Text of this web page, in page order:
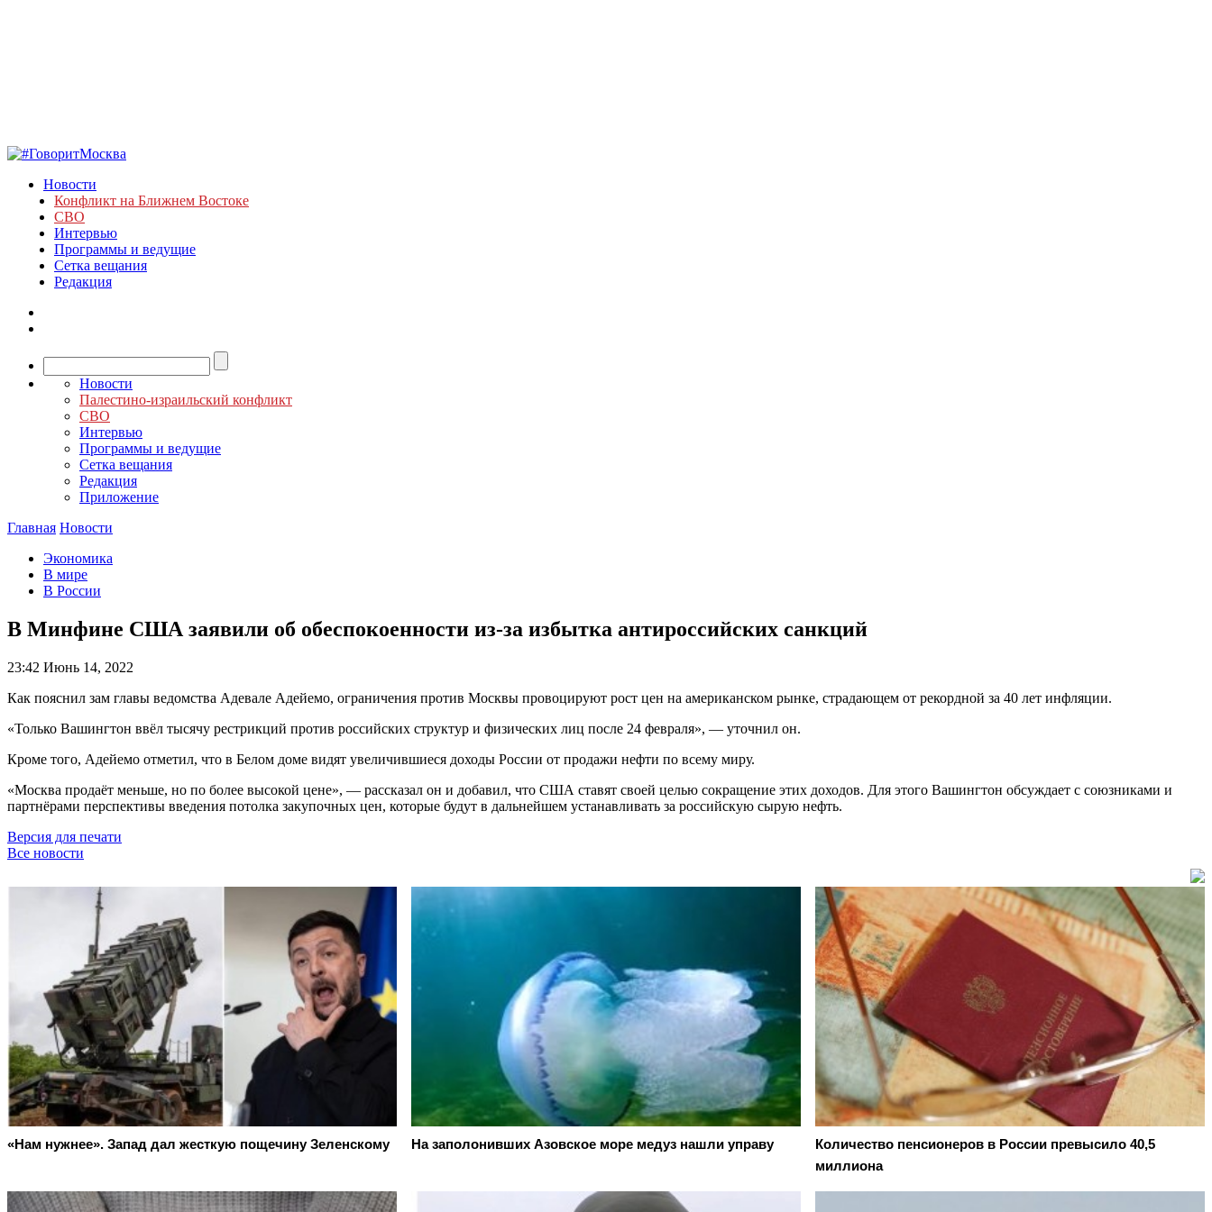
Новости
Конфликт на Ближнем Востоке
СВО
Интервью
Программы и ведущие
Сетка вещания
Редакция
Новости
Палестино-израильский конфликт
СВО
Интервью
Программы и ведущие
Сетка вещания
Редакция
Приложение
Главная Новости
Экономика
В мире
В России
В Минфине США заявили об обеспокоенности из-за избытка антироссийских санкций
23:42 Июнь 14, 2022
Как пояснил зам главы ведомства Адевале Адейемо, ограничения против Москвы провоцируют рост цен на американском рынке, страдающем от рекордной за 40 лет инфляции.
«Только Вашингтон ввёл тысячу рестрикций против российских структур и физических лиц после 24 февраля», — уточнил он.
Кроме того, Адейемо отметил, что в Белом доме видят увеличившиеся доходы России от продажи нефти по всему миру.
«Москва продаёт меньше, но по более высокой цене», — рассказал он и добавил, что США ставят своей целью сокращение этих доходов. Для этого Вашингтон обсуждает с союзниками и
партнёрами перспективы введения потолка закупочных цен, которые будут в дальнейшем устанавливать за российскую сырую нефть.
Версия для печати
Все новости
«Нам нужнее». Запад дал жесткую пощечину Зеленскому На заполонивших Азовское море медуз нашли управу
Количество пенсионеров в России превысило 40,5
миллиона